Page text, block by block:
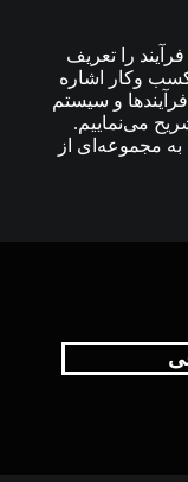
را تعریف
وکار اشاره
و سیستم
می‌نماییم.
مجموعه‌ای از